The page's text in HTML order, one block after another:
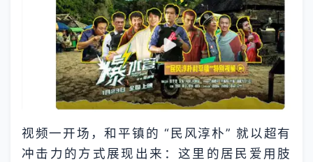
视频一开场，和平镇的 “民风淳朴” 就以超有
冲击力的方式展现出来：这里的居民爱用肢